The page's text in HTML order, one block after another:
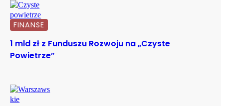
FINANSE
1 mld zł z Funduszu Rozwoju na „Czyste
Powietrze”